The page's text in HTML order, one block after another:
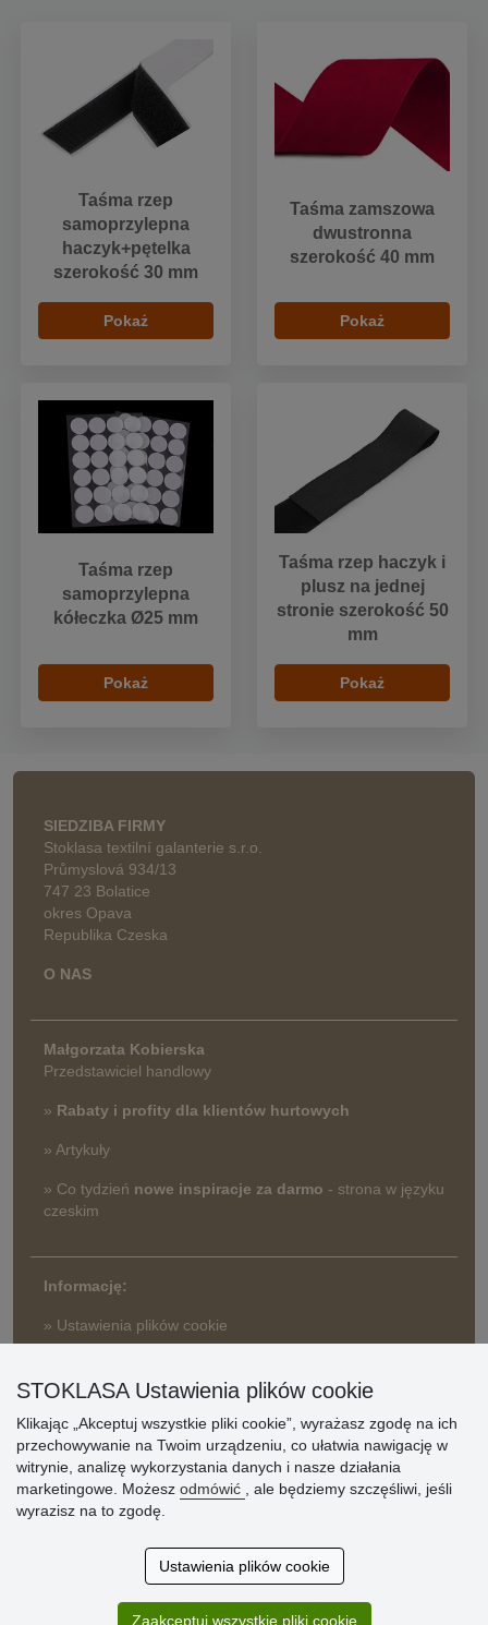
Taśma rzep
samoprzylepna
haczyk+pętelka
szerokość 30 mm
Pokaż
Taśma zamszowa
dwustronna
szerokość 40 mm
Pokaż
Taśma rzep
samoprzylepna
kółeczka Ø25 mm
Pokaż
Taśma rzep haczyk i
plusz na jednej
stronie szerokość 50
mm
Pokaż
SIEDZIBA FIRMY
Stoklasa textilní galanterie s.r.o.
Průmyslová 934/13
747 23 Bolatice
okres Opava
Republika Czeska
O NAS
Małgorzata Kobierska
Przedstawiciel handlowy
» Rabaty i profity dla klientów hurtowych
» Artykuły
» Co tydzień nowe inspiracje za darmo - strona w języku
czeskim
Informację:
» Ustawienia plików cookie
» Zasady przetwarzania danych osobowych
» Sposób dostawy i płatności
» Reklamacje
» Dlaczego należy się zarejestrować?
» Najczęściej zadawane pytania
klientów
STOKLASA Ustawienia plików cookie
Klikając „Akceptuj wszystkie pliki cookie”, wyrażasz zgodę na ich
przechowywanie na Twoim urządzeniu, co ułatwia nawigację w
witrynie, analizę wykorzystania danych i nasze działania
marketingowe. Możesz odmówić
, ale będziemy szczęśliwi, jeśli
wyrazisz na to zgodę.
Ustawienia plików cookie
Zaakceptuj wszystkie pliki cookie